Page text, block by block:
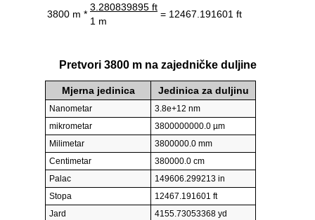
3800 m *
3.280839895 ft
= 12467.191601 ft
1 m
Pretvori 3800 m na zajedničke duljine
Mjerna jedinica Jedinica za duljinu
Nanometar
3.8e+12 nm
mikrometar
3800000000.0 µm
Milimetar
3800000.0 mm
Centimetar
380000.0 cm
Palac
149606.299213 in
Stopa
12467.191601 ft
Jard
4155.73053368 yd